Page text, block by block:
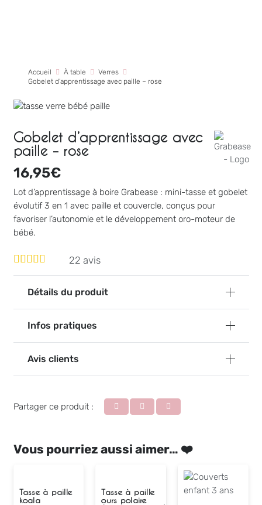
Accueil À table
Verres
Gobelet d’apprentissage avec paille – rose
Gobelet d’apprentissage avec
paille – rose
16,95€
Lot d’apprentissage à boire Grabease : mini-tasse et gobelet
évolutif 3 en 1 avec paille et couvercle, conçus pour
favoriser l’autonomie et le développement oro-moteur de
bébé.
22 avis
Détails du produit
Infos pratiques
Avis clients
Partager ce produit :
Vous pourriez aussi aimer… ❤️
Tasse à paille
koala
Tasse à paille
ours polaire